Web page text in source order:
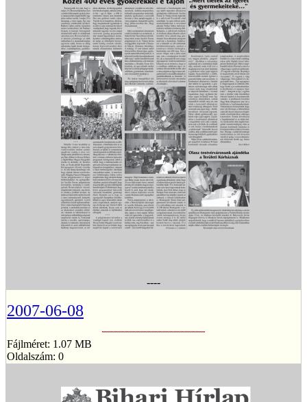
----
2007-06-08
Fájlméret: 1.07 MB
Oldalszám: 0